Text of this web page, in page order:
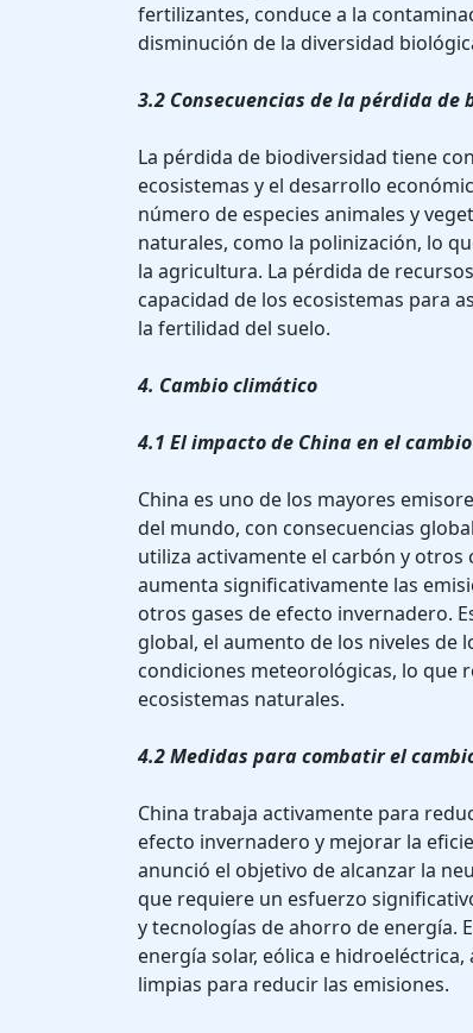
fertilizantes, conduce a la
disminución de la diversidad
3.2 Consecuencias de la pérdida de
La pérdida de biodiversidad tiene
ecosistemas y el desarrollo
número de especies animales y
naturales, como la polinización, lo
la agricultura. La pérdida de
capacidad de los ecosistemas para
la fertilidad del suelo.
4. Cambio climático
4.1 El impacto de China en el
China es uno de los mayores
del mundo, con consecuencias
utiliza activamente el carbón y
aumenta significativamente las
otros gases de efecto invernadero.
global, el aumento de los niveles de
condiciones meteorológicas, lo que
ecosistemas naturales.
4.2 Medidas para combatir el
China trabaja activamente para
efecto invernadero y mejorar la
anunció el objetivo de alcanzar la
que requiere un esfuerzo
y tecnologías de ahorro de energía.
energía solar, eólica e
limpias para reducir las emisiones.